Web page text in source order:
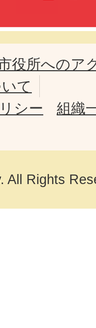
役所へのア
て
シー
組織
All Rights